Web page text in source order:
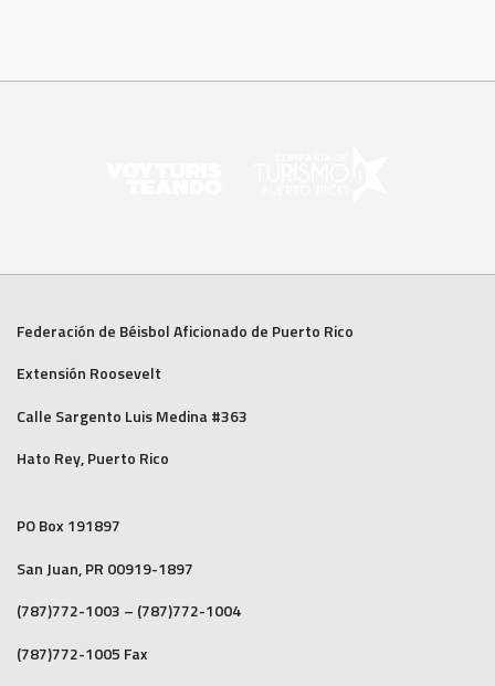
Federación de Béisbol Aficionado de Puerto Rico
Extensión Roosevelt
Calle Sargento Luis Medina #363
Hato Rey, Puerto Rico
PO Box 191897
San Juan, PR 00919-1897
(787)772-1003 – (787)772-1004
(787)772-1005 Fax